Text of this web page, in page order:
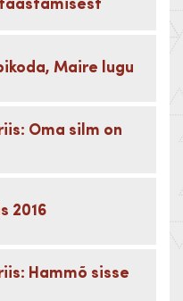
taastamisest
Maire lugu
Oma silm on
2016
Hammõ sisse